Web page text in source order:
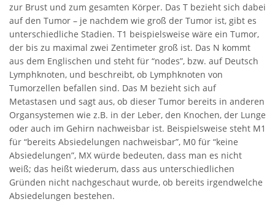
zur Brust und zum gesamten Körper. Das T bezieht sich dabei
auf den Tumor – je nachdem wie groß der Tumor ist, gibt es
unterschiedliche Stadien. T1 beispielsweise wäre ein Tumor,
der bis zu maximal zwei Zentimeter groß ist. Das N kommt
aus dem Englischen und steht für “nodes”, bzw. auf Deutsch
Lymphknoten, und beschreibt, ob Lymphknoten von
Tumorzellen befallen sind. Das M bezieht sich auf
Metastasen und sagt aus, ob dieser Tumor bereits in anderen
Organsystemen wie z.B. in der Leber, den Knochen, der Lunge
oder auch im Gehirn nachweisbar ist. Beispielsweise steht M1
für “bereits Absiedelungen nachweisbar”, M0 für “keine
Absiedelungen”, MX würde bedeuten, dass man es nicht
weiß; das heißt wiederum, dass aus unterschiedlichen
Gründen nicht nachgeschaut wurde, ob bereits irgendwelche
Absiedelungen bestehen.